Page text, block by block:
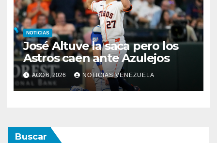
NOTICIAS
José Altuve la saca pero los
Astros caen ante Azulejos
AGO 6, 2026 NOTICIAS VENEZUELA
Buscar